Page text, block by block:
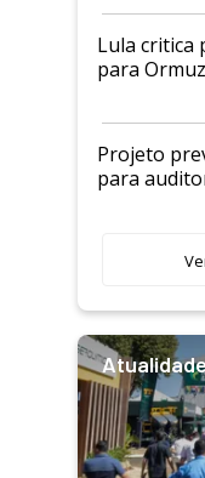
Lula critica
para Ormuz
Projeto
para